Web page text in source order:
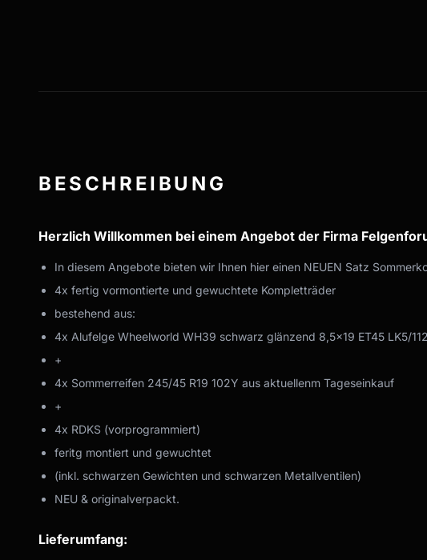
BESCHREIBUNG
Herzlich Willkommen bei einem Angebot der Firma
In diesem Angebote bieten wir Ihnen hier einen NEUEN Satz
4x fertig vormontierte und gewuchtete Kompletträder
bestehend aus:
4x Alufelge Wheelworld WH39 schwarz glänzend 8,5x19 ET45 LK5/112
+
4x Sommerreifen 245/45 R19 102Y aus aktuellenm Tageseinkauf
+
4x RDKS (vorprogrammiert)
feritg montiert und gewuchtet
(inkl. schwarzen Gewichten und schwarzen Metallventilen)
NEU & originalverpackt.
Lieferumfang: